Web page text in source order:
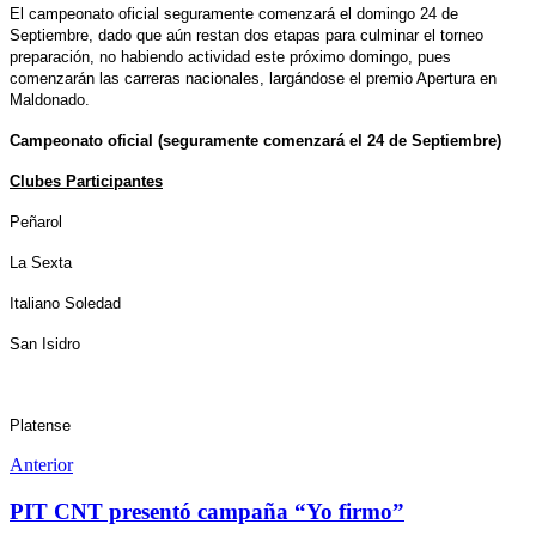
El campeonato oficial seguramente comenzará el domingo 24 de
Septiembre, dado que aún restan dos etapas para culminar el torneo
preparación, no habiendo actividad este próximo domingo, pues
comenzarán las carreras nacionales, largándose el premio Apertura en
Maldonado.
Campeonato oficial (seguramente comenzará el 24 de Septiembre)
Clubes Participantes
Peñarol
La Sexta
Italiano Soledad
San Isidro
Platense
Anterior
PIT CNT presentó campaña “Yo firmo”